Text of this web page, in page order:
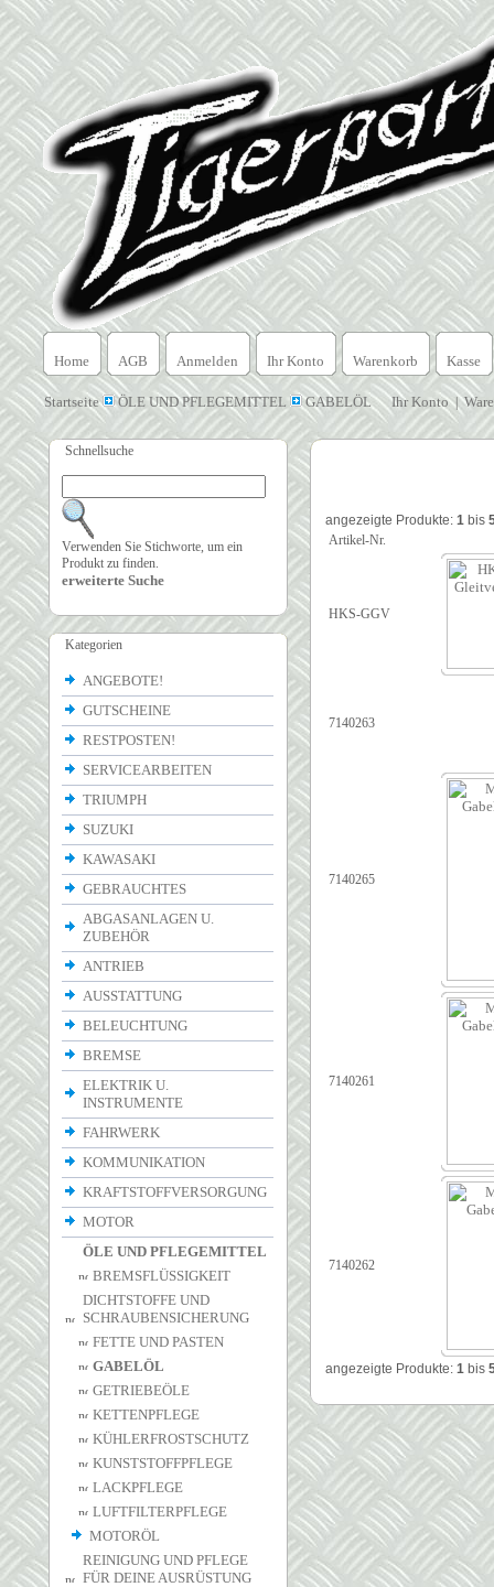
Home AGB Anmelden Ihr Konto Warenkorb Kasse
Startseite ÖLE UND PFLEGEMITTEL GABELÖL Ihr Konto|
Schnellsuche
Verwenden Sie Stichworte, um ein
Produkt zu finden.
erweiterte Suche
Kategorien
ANGEBOTE!
GUTSCHEINE
RESTPOSTEN!
SERVICEARBEITEN
TRIUMPH
SUZUKI
KAWASAKI
GEBRAUCHTES
ABGASANLAGEN U.
ZUBEHÖR
ANTRIEB
AUSSTATTUNG
BELEUCHTUNG
BREMSE
ELEKTRIK U.
INSTRUMENTE
FAHRWERK
KOMMUNIKATION
KRAFTSTOFFVERSORGUNG
MOTOR
ÖLE UND PFLEGEMITTEL
BREMSFLÜSSIGKEIT
DICHTSTOFFE UND
SCHRAUBENSICHERUNG
FETTE UND PASTEN
GABELÖL
GETRIEBEÖLE
KETTENPFLEGE
KÜHLERFROSTSCHUTZ
KUNSTSTOFFPFLEGE
LACKPFLEGE
LUFTFILTERPFLEGE
MOTORÖL
REINIGUNG UND PFLEGE
FÜR DEINE AUSRÜSTUNG
angezeigte Produkte: 1 bis
Artikel-Nr.
HKS-GGV
7140263
7140265
7140261
7140262
angezeigte Produkte: 1 bis